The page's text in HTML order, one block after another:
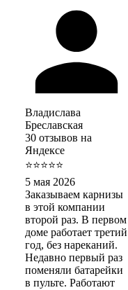
Владислава
Бреславская
30 отзывов на
Яндексе
⭐⭐⭐⭐⭐
5 мая 2026
Заказываем карнизы
в этой компании
второй раз. В первом
доме работает третий
год, без нареканий.
Недавно первый раз
поменяли батарейки
в пульте. Работают